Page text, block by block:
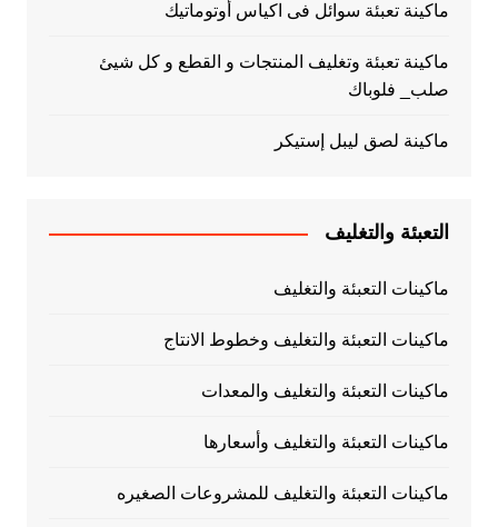
ماكينة تعبئة سوائل فى اكياس أوتوماتيك
ماكينة تعبئة وتغليف المنتجات و القطع و كل شيئ
صلب_ فلوباك
ماكينة لصق ليبل إستيكر
التعبئة والتغليف
ماكينات التعبئة والتغليف
ماكينات التعبئة والتغليف وخطوط الانتاج
ماكينات التعبئة والتغليف والمعدات
ماكينات التعبئة والتغليف وأسعارها
ماكينات التعبئة والتغليف للمشروعات الصغيره